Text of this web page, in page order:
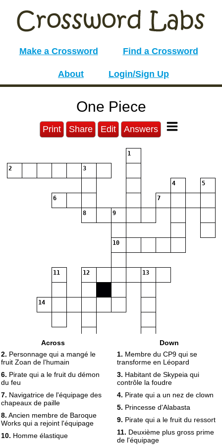
Make a Crossword Find a Crossword
About Login/Sign Up
One Piece
Print Share Edit Answers
1
2 3
4 5
6 7
8 9
10
11 12 13
14
Across
2. Personnage qui a mangé le
fruit Zoan de l'humain
6. Pirate qui a le fruit du démon
du feu
7. Navigatrice de l'équipage des
chapeaux de paille
8. Ancien membre de Baroque
Works qui a rejoint l'équipage
10. Homme élastique
Down
1. Membre du CP9 qui se
transforme en Léopard
3. Habitant de Skypeia qui
contrôle la foudre
4. Pirate qui a un nez de clown
5. Princesse d'Alabasta
9. Pirate qui a le fruit du ressort
11. Deuxième plus gross prime
de l'équipage